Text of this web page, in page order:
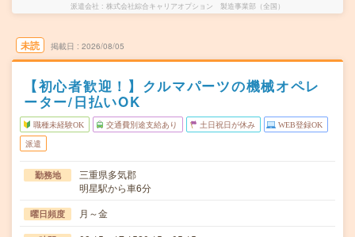
派遣会社 株式会社綜合キャリアオプション 製造事業部（全国）
未読 掲載日 2026/08/05
【初心者歓迎！】クルマパーツの機械オペレ
ーター/日払いOK
職種未経験OK 交通費別途支給あり 土日祝日が休み WEB登録OK
派遣
勤務地
三重県多気郡
明星駅から車6分
曜日頻度 月～金